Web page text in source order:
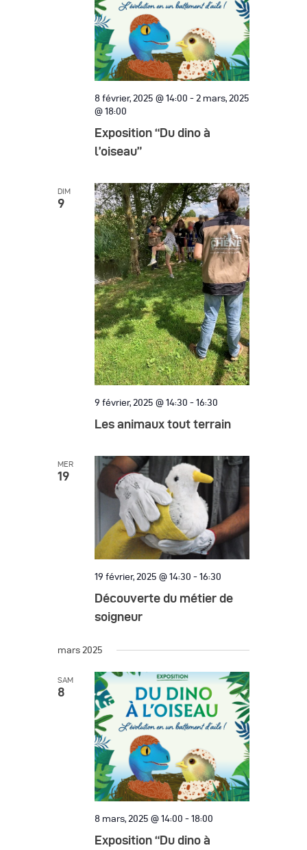
8 février, 2025 @ 14:00 - 2 mars, 2025
@ 18:00
Exposition “Du dino à
l’oiseau”
DIM
9
9 février, 2025 @ 14:30 - 16:30
Les animaux tout terrain
MER
19
19 février, 2025 @ 14:30 - 16:30
Découverte du métier de
soigneur
mars 2025
SAM
8
8 mars, 2025 @ 14:00 - 18:00
Exposition “Du dino à